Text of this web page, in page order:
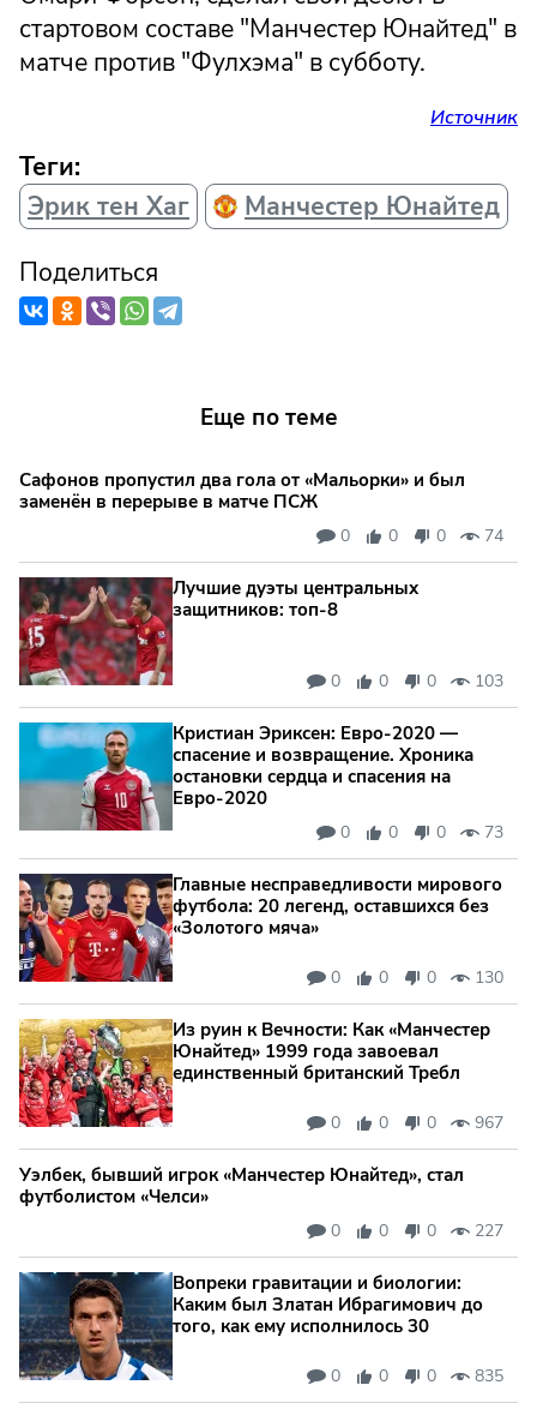
стартовом составе "Манчестер Юнайтед" в
матче против "Фулхэма" в субботу.
Источник
Теги:
Эрик тен Хаг
Манчестер Юнайтед
Поделиться
Еще по теме
Сафонов пропустил два гола от «Мальорки» и был
заменён в перерыве в матче ПСЖ
0 0 0 74
Лучшие дуэты центральных
защитников: топ‑8
0 0 0 103
Кристиан Эриксен: Евро‑2020 —
спасение и возвращение. Хроника
остановки сердца и спасения на
Евро‑2020
0 0 0 73
Главные несправедливости мирового
футбола: 20 легенд, оставшихся без
«Золотого мяча»
0 0 0 130
Из руин к Вечности: Как «Манчестер
Юнайтед» 1999 года завоевал
единственный британский Требл
0 0 0 967
Уэлбек, бывший игрок «Манчестер Юнайтед», стал
футболистом «Челси»
0 0 0 227
Вопреки гравитации и биологии:
Каким был Златан Ибрагимович до
того, как ему исполнилось 30
0 0 0 835